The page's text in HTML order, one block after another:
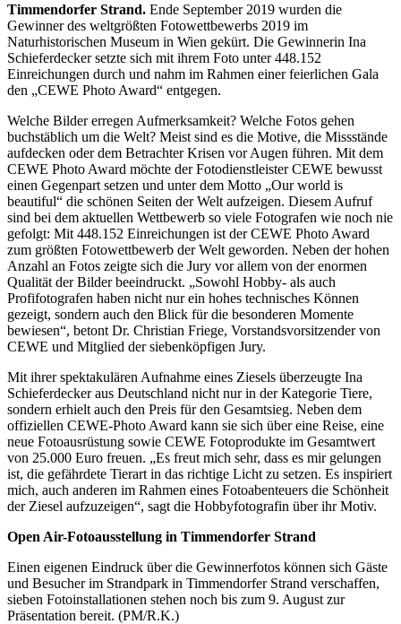
Timmendorfer Strand. Ende September 2019 wurden die
Gewinner des weltgrößten Fotowettbewerbs 2019 im
Naturhistorischen Museum in Wien gekürt. Die Gewinnerin Ina
Schieferdecker setzte sich mit ihrem Foto unter 448.152
Einreichungen durch und nahm im Rahmen einer feierlichen Gala
den „CEWE Photo Award“ entgegen.
Welche Bilder erregen Aufmerksamkeit? Welche Fotos gehen
buchstäblich um die Welt? Meist sind es die Motive, die Missstände
aufdecken oder dem Betrachter Krisen vor Augen führen. Mit dem
CEWE Photo Award möchte der Fotodienstleister CEWE bewusst
einen Gegenpart setzen und unter dem Motto „Our world is
beautiful“ die schönen Seiten der Welt aufzeigen. Diesem Aufruf
sind bei dem aktuellen Wettbewerb so viele Fotografen wie noch nie
gefolgt: Mit 448.152 Einreichungen ist der CEWE Photo Award
zum größten Fotowettbewerb der Welt geworden. Neben der hohen
Anzahl an Fotos zeigte sich die Jury vor allem von der enormen
Qualität der Bilder beeindruckt. „Sowohl Hobby- als auch
Profifotografen haben nicht nur ein hohes technisches Können
gezeigt, sondern auch den Blick für die besonderen Momente
bewiesen“, betont Dr. Christian Friege, Vorstandsvorsitzender von
CEWE und Mitglied der siebenköpfigen Jury.
Mit ihrer spektakulären Aufnahme eines Ziesels überzeugte Ina
Schieferdecker aus Deutschland nicht nur in der Kategorie Tiere,
sondern erhielt auch den Preis für den Gesamtsieg. Neben dem
offiziellen CEWE-Photo Award kann sie sich über eine Reise, eine
neue Fotoausrüstung sowie CEWE Fotoprodukte im Gesamtwert
von 25.000 Euro freuen. „Es freut mich sehr, dass es mir gelungen
ist, die gefährdete Tierart in das richtige Licht zu setzen. Es inspiriert
mich, auch anderen im Rahmen eines Fotoabenteuers die Schönheit
der Ziesel aufzuzeigen“, sagt die Hobbyfotografin über ihr Motiv.
Open Air-Fotoausstellung in Timmendorfer Strand
Einen eigenen Eindruck über die Gewinnerfotos können sich Gäste
und Besucher im Strandpark in Timmendorfer Strand verschaffen,
sieben Fotoinstallationen stehen noch bis zum 9. August zur
Präsentation bereit. (PM/R.K.)